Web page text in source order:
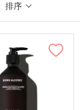
排序